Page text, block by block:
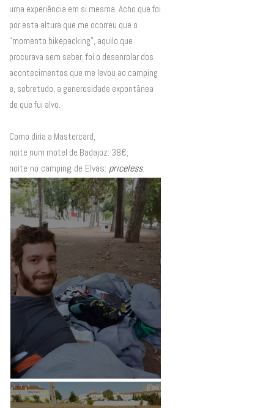
uma experiência em si mesma. Acho que foi
por esta altura que me ocorreu que o
“momento bikepacking”, aquilo que
procurava sem saber, foi o desenrolar dos
acontecimentos que me levou ao camping
e, sobretudo, a generosidade expontânea
de que fui alvo.
Como diria a Mastercard,
noite num motel de Badajoz: 38€;
noite no camping de Elvas: priceless.